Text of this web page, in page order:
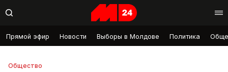
Прямой эфир Новости Выборы в Молдове Политика
Общество